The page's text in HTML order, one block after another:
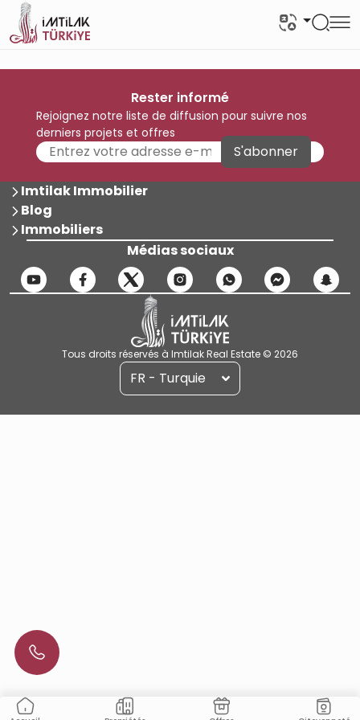
Rester informé
Rejoignez notre liste de diffusion pour suivre nos
derniers projets et offres
S'abonner
Imtilak Immobilier
Blog
Immobiliers
Médias sociaux
Tous droits réservés à Imtilak Real Estate © 2026
FR - Turquie